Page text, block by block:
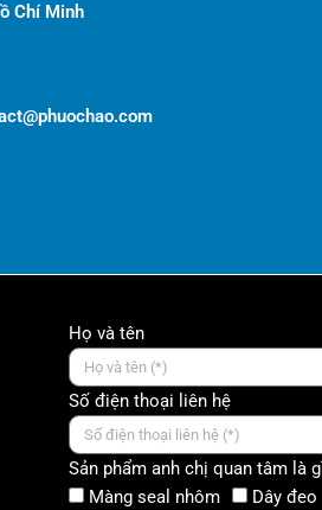
Chí Minh
Họ và tên
Số điện thoại liên hệ
Sản phẩm anh chị quan tâm là
Màng seal nhôm
Dây đeo